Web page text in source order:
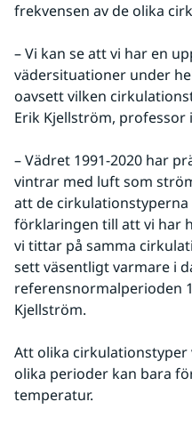
frekvensen av de olika
– Vi kan se att vi har en
vädersituationer under
oavsett vilken
Erik Kjellström, professor
– Vädret 1991-2020 har
vintrar med luft som
att de
förklaringen till att vi har
vi tittar på samma
sett väsentligt varmare i
referensnormalperioden
Kjellström.
Att olika
olika perioder kan bara
temperatur.